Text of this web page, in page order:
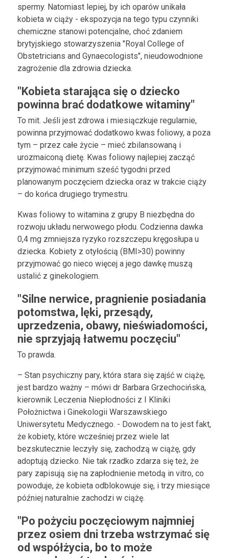
spermy. Natomiast lepiej, by ich oparów unikała
kobieta w ciąży - ekspozycja na tego typu czynniki
chemiczne stanowi potencjalne, choć zdaniem
brytyjskiego stowarzyszenia "Royal College of
Obstetricians and Gynaecologists", nieudowodnione
zagrożenie dla zdrowia dziecka.
"Kobieta starająca się o dziecko
powinna brać dodatkowe witaminy"
To mit. Jeśli jest zdrowa i miesiączkuje regularnie,
powinna przyjmować dodatkowo kwas foliowy, a poza
tym – przez całe życie – mieć zbilansowaną i
urozmaiconą dietę. Kwas foliowy najlepiej zacząć
przyjmować minimum sześć tygodni przed
planowanym poczęciem dziecka oraz w trakcie ciąży
– do końca drugiego trymestru.
Kwas foliowy to witamina z grupy B niezbędna do
rozwoju układu nerwowego płodu. Codzienna dawka
0,4 mg zmniejsza ryzyko rozszczepu kręgosłupa u
dziecka. Kobiety z otyłością (BMI>30) powinny
przyjmować go nieco więcej a jego dawkę muszą
ustalić z ginekologiem.
"Silne nerwice, pragnienie posiadania
potomstwa, lęki, przesądy,
uprzedzenia, obawy, nieświadomości,
nie sprzyjają łatwemu poczęciu"
To prawda.
– Stan psychiczny pary, która stara się zajść w ciążę,
jest bardzo ważny – mówi dr Barbara Grzechocińska,
kierownik Leczenia Niepłodności z I Kliniki
Położnictwa i Ginekologii Warszawskiego
Uniwersytetu Medycznego. - Dowodem na to jest fakt,
że kobiety, które wcześniej przez wiele lat
bezskutecznie leczyły się, zachodzą w ciążę, gdy
adoptują dziecko. Nie tak rzadko zdarza się też, że
pary zapisują się na zapłodnienie metodą in vitro, co
powoduje, że kobieta odblokowuje się, i trzy miesiące
później naturalnie zachodzi w ciążę.
"Po pożyciu poczęciowym najmniej
przez osiem dni trzeba wstrzymać się
od współżycia, bo to może